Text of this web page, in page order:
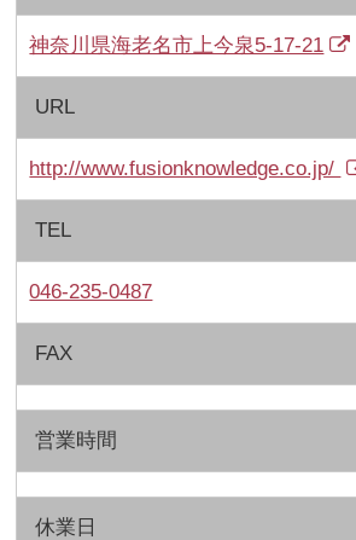
神奈川県海老名市上今泉5-17-21
URL
http://www.fusionknowledge.co.jp/
TEL
046-235-0487
FAX
営業時間
休業日